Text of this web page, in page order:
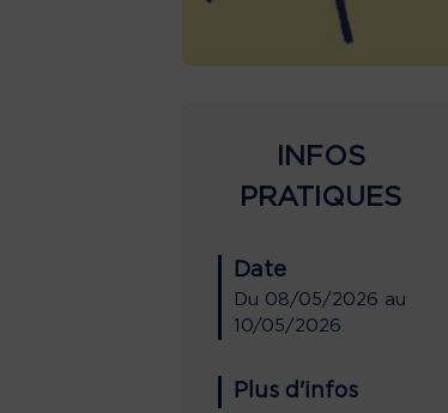
INFOS
PRATIQUES
Date
Du 08/05/2026 au
10/05/2026
Plus d'infos